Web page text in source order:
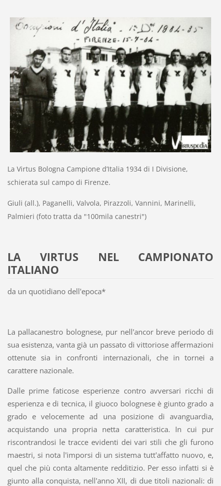
La Virtus Bologna Campione d’Italia 1934 di I Divisione,
schierata sul campo di Firenze.
Giuli (all.), Paganelli, Valvola, Pirazzoli, Vannini, Marinelli,
Palmieri (foto tratta da "100mila canestri")
LA VIRTUS NEL CAMPIONATO
ITALIANO
da un quotidiano dell'epoca*
La pallacanestro bolognese, pur nell'ancor breve periodo di
sua esistenza, vanta già un passato di vittoriose affermazioni
ottenute sia in confronti internazionali, che in tornei a
carattere nazionale.
Dalle prime faticose esperienze contro avversari ricchi di
esperienza e di tecnica, il giuoco bolognese è giunto grado a
grado e velocemente ad una posizione di avanguardia,
acquistando una propria netta caratteristica. In cui pur
riscontrandosi le tracce evidenti dei vari stili che gli furono
maestri, si nota l'imporsi di un sistema tutt'affatto nuovo, e,
quel che più conta altamente redditizio. Per esso infatti si è
giunto alla conquista, nell'anno XII, di due titoli nazionali: di